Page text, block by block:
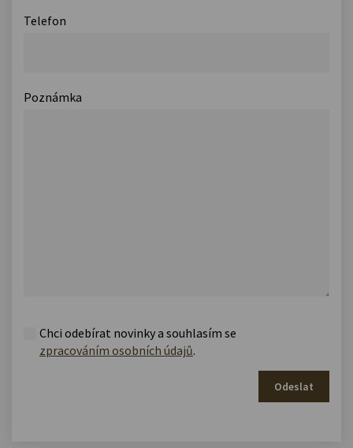
Telefon
Poznámka
Chci odebírat novinky a souhlasím se
zpracováním osobních údajů.
Odeslat